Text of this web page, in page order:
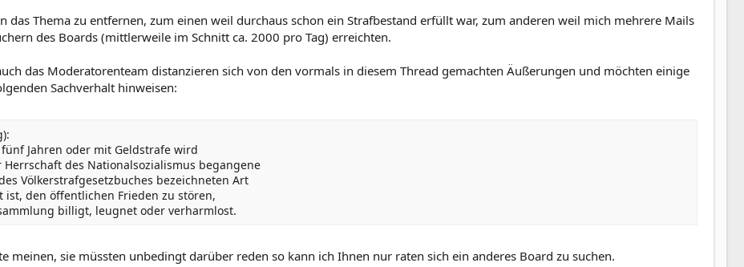
das Thema zu entfernen, zum einen weil durchaus schon ein Strafbestand erfüllt war, zum anderen weil mich mehrere Mails
des Boards (mittlerweile im Schnitt ca. 2000 pro Tag) erreichten.
das Moderatorenteam distanzieren sich von den vormals in diesem Thread gemachten Äußerungen und möchten einige
Sachverhalt hinweisen:
Jahren oder mit Geldstrafe wird
des Nationalsozialismus begangene
Völkerstrafgesetzbuches bezeichneten Art
ist, den öffentlichen Frieden zu stören,
billigt, leugnet oder verharmlost.
meinen, sie müssten unbedingt darüber reden so kann ich Ihnen nur raten sich ein anderes Board zu suchen.